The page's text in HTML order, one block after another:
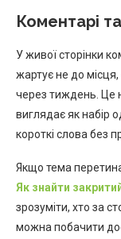
Коментарі
У живої сторінки
жартує не до
через тиждень. Це
виглядає як набір
короткі слова без
Якщо тема
Як знайти
зрозуміти, хто за
можна побачити